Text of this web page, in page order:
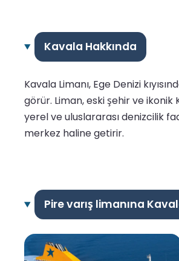
Kavala Hakkında
Kavala Limanı, Ege Denizi
görür. Liman, eski şehir ve
yerel ve uluslararası denizcilik
merkez haline getirir.
Pire varış limanına